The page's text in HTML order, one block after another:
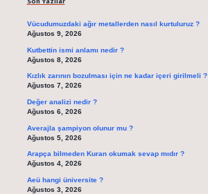
Vücudumuzdaki ağır metallerden nasıl kurtuluruz ?
Ağustos 9, 2026
Kutbettin ismi anlamı nedir ?
Ağustos 8, 2026
Kızlık zarının bozulması için ne kadar içeri girilmeli ?
Ağustos 7, 2026
Değer analizi nedir ?
Ağustos 6, 2026
Averajla şampiyon olunur mu ?
Ağustos 5, 2026
Arapça bilmeden Kuran okumak sevap mıdır ?
Ağustos 4, 2026
Aeü hangi üniversite ?
Ağustos 3, 2026